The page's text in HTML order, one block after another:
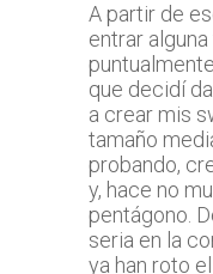
A partir de
entrar
que decidí
a crear mis
tamaño
probando,
y, hace no
pentágono.
seria en la
ya han roto